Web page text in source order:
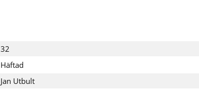
32
Häftad
Jan Utbult